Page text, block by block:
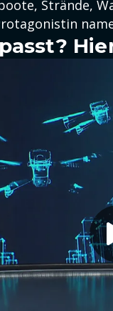
Strände,